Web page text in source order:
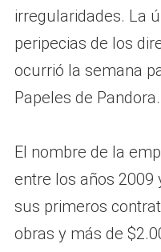
irregularidades. La
peripecias de los
ocurrió la semana
Papeles de Pandora.
El nombre de la
entre los años 2009
sus primeros
obras y más de